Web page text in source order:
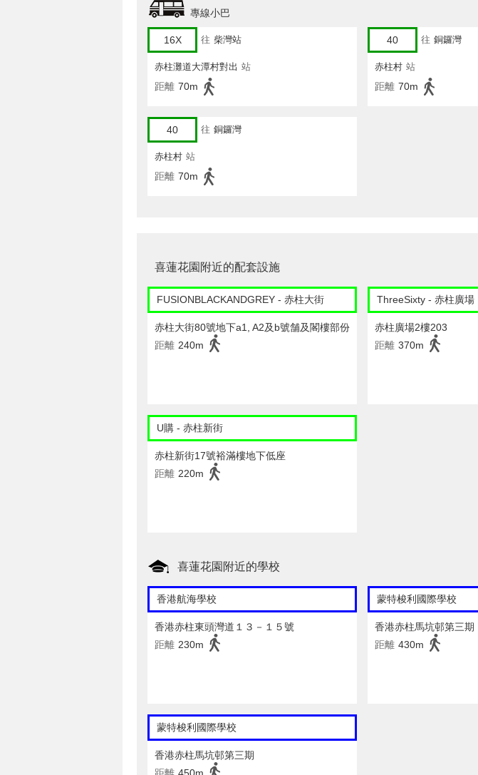
專線小巴
16X 往 柴灣站
赤柱灘道大潭村對出 站
距離 70m
40 往 銅鑼灣
赤柱村 站
距離 70m
40 往 銅鑼灣
赤柱村 站
距離 70m
喜蓮花園附近的配套設施
FUSIONBLACKANDGREY - 赤柱大街
赤柱大街80號地下a1, A2及b號舗及閣樓部份
距離 240m
ThreeSixty - 赤柱廣場
赤柱廣場2樓203
距離 370m
U購 - 赤柱新街
赤柱新街17號裕滿樓地下低座
距離 220m
喜蓮花園附近的學校
香港航海學校
香港赤柱東頭灣道１３－１５號
距離 230m
蒙特梭利國際學校
香港赤柱馬坑邨第三期
距離 430m
蒙特梭利國際學校
香港赤柱馬坑邨第三期